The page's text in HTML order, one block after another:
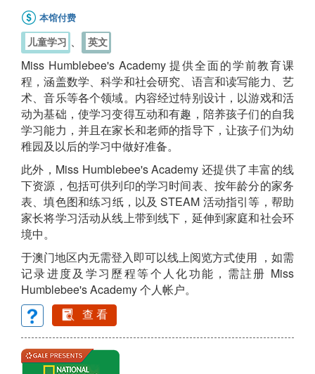
本馆付费
儿童学习 、 英文
Miss Humblebee's Academy 提供全面的学前教育课
程，涵盖数学、科学和社会研究、语言和读写能力、艺
术、音乐等各个领域。内容经过特别设计，以游戏和活
动为基础，使学习变得互动和有趣，陪养孩子们的自我
学习能力，并且在家长和老师的指导下，让孩子们为幼
稚园及以后的学习中做好准备。
此外，Miss Humblebee's Academy 还提供了丰富的线
下资源，包括可供列印的学习时间表、按年龄分的家务
表、填色图和练习纸，以及 STEAM 活动指引等，帮助
家长将学习活动从线上带到线下，延伸到家庭和社会环
境中。
于澳门地区内无需登入即可以线上阅览方式使用 ，如需
记录进度及学习歷程等个人化功能，需註册 Miss
Humblebee's Academy 个人帐户。
查 看